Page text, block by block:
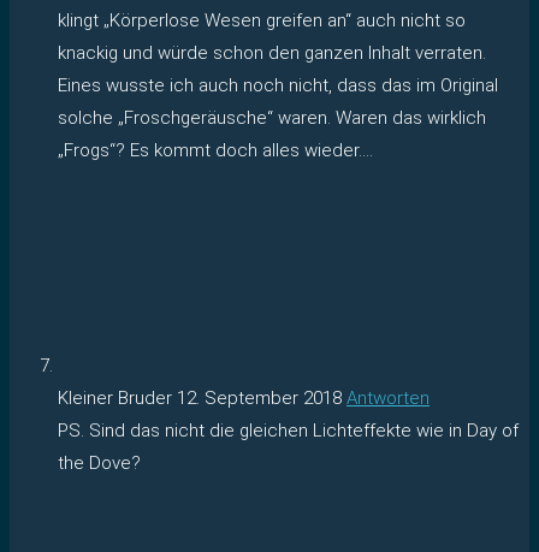
klingt „Körperlose Wesen greifen an“ auch nicht so
knackig und würde schon den ganzen Inhalt verraten.
Eines wusste ich auch noch nicht, dass das im Original
solche „Froschgeräusche“ waren. Waren das wirklich
„Frogs“? Es kommt doch alles wieder….
Kleiner Bruder 12. September 2018 Antworten
PS. Sind das nicht die gleichen Lichteffekte wie in Day of
the Dove?